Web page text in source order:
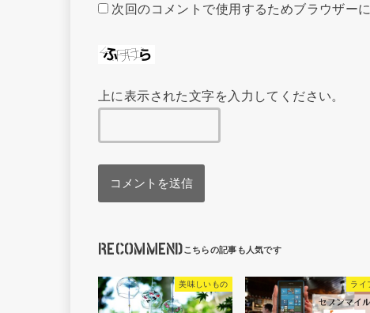
次回のコメントで使用するためブラウザー
上に表示された文字を入力してください。
RECOMMEND
美味しいもの ライ